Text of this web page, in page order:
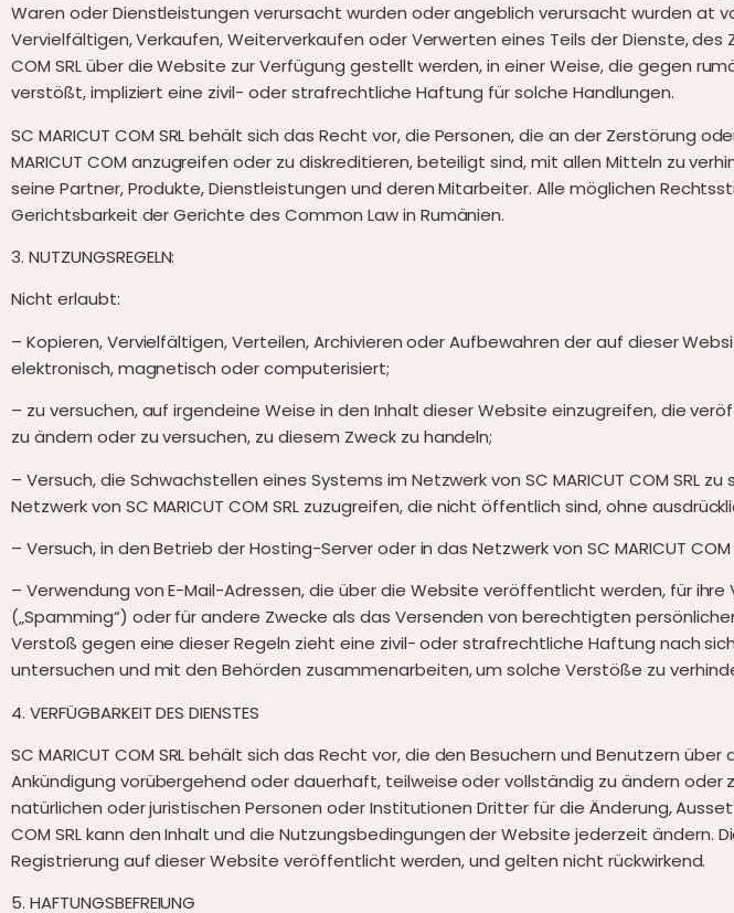
Waren oder Dienstleistungen verursacht wurden oder angeblich verursacht wurden at
Vervielfältigen, Verkaufen, Weiterverkaufen oder Verwerten eines Teils der Dienste,
COM SRL über die Website zur Verfügung gestellt werden, in einer Weise, die gegen
verstößt, impliziert eine zivil- oder strafrechtliche Haftung für solche Handlungen.
SC MARICUT COM SRL behält sich das Recht vor, die Personen, die an der Zerstörung
MARICUT COM anzugreifen oder zu diskreditieren, beteiligt sind, mit allen Mitteln zu
seine Partner, Produkte, Dienstleistungen und deren Mitarbeiter. Alle möglichen
Gerichtsbarkeit der Gerichte des Common Law in Rumänien.
3. NUTZUNGSREGELN:
Nicht erlaubt:
– Kopieren, Vervielfältigen, Verteilen, Archivieren oder Aufbewahren der auf dieser
elektronisch, magnetisch oder computerisiert;
– zu versuchen, auf irgendeine Weise in den Inhalt dieser Website einzugreifen, die
zu ändern oder zu versuchen, zu diesem Zweck zu handeln;
– Versuch, die Schwachstellen eines Systems im Netzwerk von SC MARICUT COM
Netzwerk von SC MARICUT COM SRL zuzugreifen, die nicht öffentlich sind, ohne
– Versuch, in den Betrieb der Hosting-Server oder in das Netzwerk von SC MARICUT
– Verwendung von E-Mail-Adressen, die über die Website veröffentlicht werden, für
(„Spamming“) oder für andere Zwecke als das Versenden von berechtigten
Verstoß gegen eine dieser Regeln zieht eine zivil- oder strafrechtliche Haftung nach
untersuchen und mit den Behörden zusammenarbeiten, um solche Verstöße zu
4. VERFÜGBARKEIT DES DIENSTES
SC MARICUT COM SRL behält sich das Recht vor, die den Besuchern und Benutzern
Ankündigung vorübergehend oder dauerhaft, teilweise oder vollständig zu ändern oder
natürlichen oder juristischen Personen oder Institutionen Dritter für die Änderung,
COM SRL kann den Inhalt und die Nutzungsbedingungen der Website jederzeit
Registrierung auf dieser Website veröffentlicht werden, und gelten nicht rückwirkend.
5. HAFTUNGSBEFREIUNG